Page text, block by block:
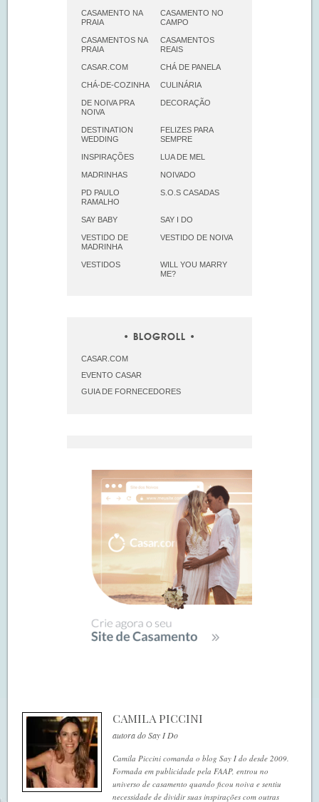
CASAMENTO NA
PRAIA
CASAMENTO NO
CAMPO
CASAMENTOS NA
PRAIA
CASAMENTOS
REAIS
CASAR.COM CHÁ DE PANELA
CHÁ-DE-COZINHA CULINÁRIA
DE NOIVA PRA
NOIVA
DECORAÇÃO
DESTINATION
WEDDING
FELIZES PARA
SEMPRE
INSPIRAÇÕES LUA DE MEL
MADRINHAS NOIVADO
PD PAULO
RAMALHO
S.O.S CASADAS
SAY BABY SAY I DO
VESTIDO DE
MADRINHA
VESTIDO DE NOIVA
VESTIDOS
WILL YOU MARRY
ME?
BLOGROLL
CASAR.COM
EVENTO CASAR
GUIA DE FORNECEDORES
CAMILA PICCINI
autora do Say I Do
Camila Piccini comanda o blog Say I do desde 2009.
Formada em publicidade pela FAAP, entrou no
universo de casamento quando ficou noiva e sentiu
necessidade de dividir suas inspirações com outras